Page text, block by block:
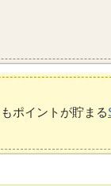
ポイントが貯まる